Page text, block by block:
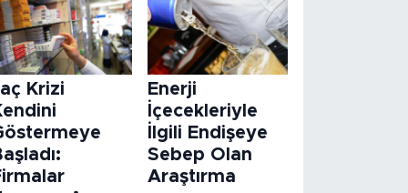
İlaç Krizi
Enerji
İçecekleriyle
İlgili Endişeye
Sebep Olan
Araştırma